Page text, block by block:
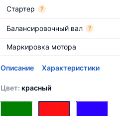
Стартер ?
Балансировочный вал ?
Маркировка мотора
Описание Характеристики
Цвет: красный